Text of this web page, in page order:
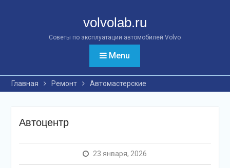
volvolab.ru
Советы по эксплуатации автомобилей Volvo
Menu
Главная Ремонт Автомастерские
Автоцентр
23 января, 2026